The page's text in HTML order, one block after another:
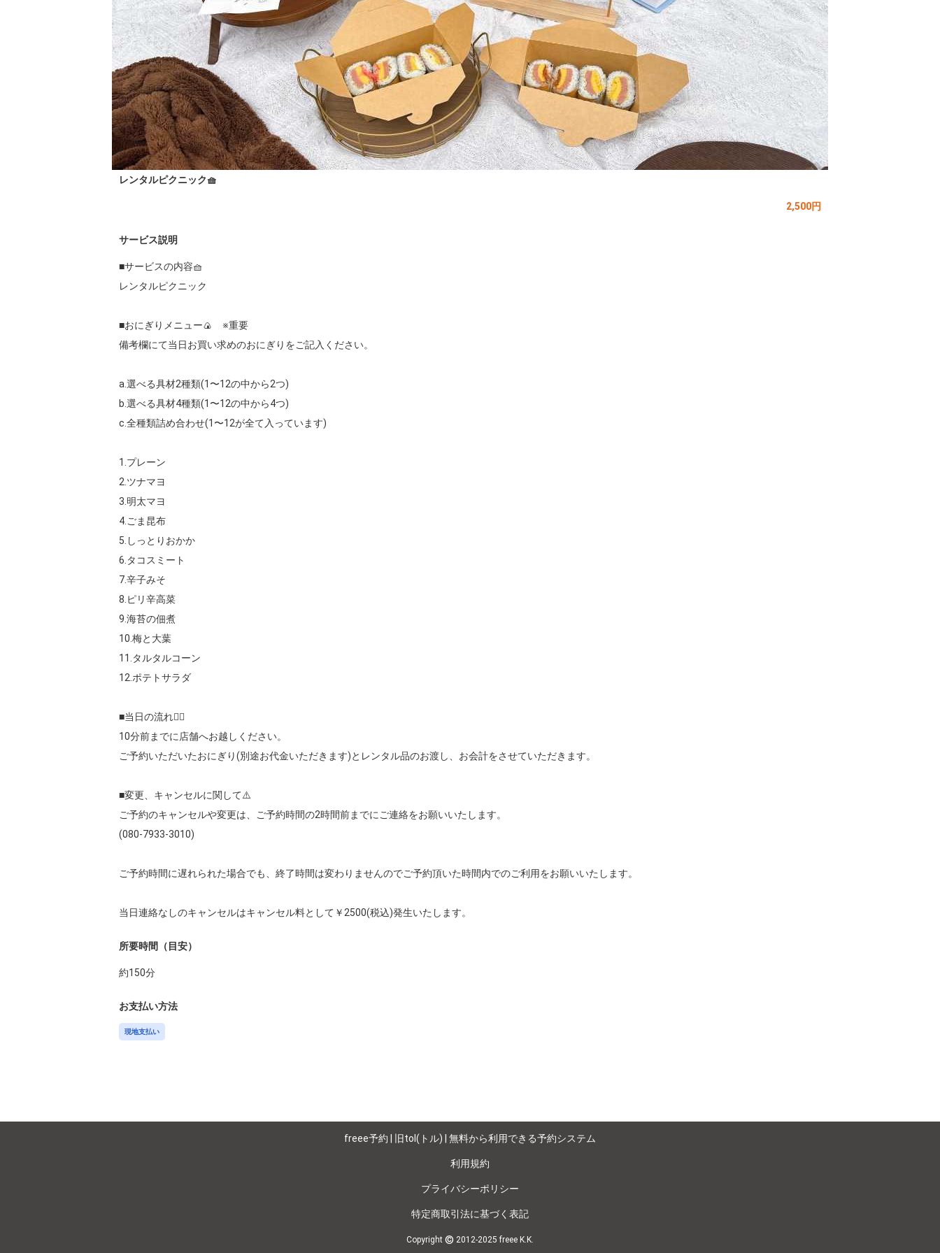
レンタルピクニック🧺
2,500円
サービス説明
■サービスの内容🧺
レンタルピクニック
■おにぎりメニュー🍙　※重要
備考欄にて当日お買い求めのおにぎりをご記入ください。
a.選べる具材2種類(1〜12の中から2つ)
b.選べる具材4種類(1〜12の中から4つ)
c.全種類詰め合わせ(1〜12が全て入っています)
1.プレーン
2.ツナマヨ
3.明太マヨ
4.ごま昆布
5.しっとりおかか
6.タコスミート
7.辛子みそ
8.ピリ辛高菜
9.海苔の佃煮
10.梅と大葉
11.タルタルコーン
12.ポテトサラダ
■当日の流れ🚶‍♀️
10分前までに店舗へお越しください。
ご予約いただいたおにぎり(別途お代金いただきます)とレンタル品のお渡し、お会計をさせていただきます。
■変更、キャンセルに関して⚠️
ご予約のキャンセルや変更は、ご予約時間の2時間前までにご連絡をお願いいたします。
(080-7933-3010)
ご予約時間に遅れられた場合でも、終了時間は変わりませんのでご予約頂いた時間内でのご利用をお願いいたします。
当日連絡なしのキャンセルはキャンセル料として￥2500(税込)発生いたします。
所要時間（目安）
約150分
お支払い方法
現地支払い
freee予約 | 旧tol(トル) | 無料から利用できる予約システム
利用規約
プライバシーポリシー
特定商取引法に基づく表記
Copyright © 2012-2025 freee K.K.